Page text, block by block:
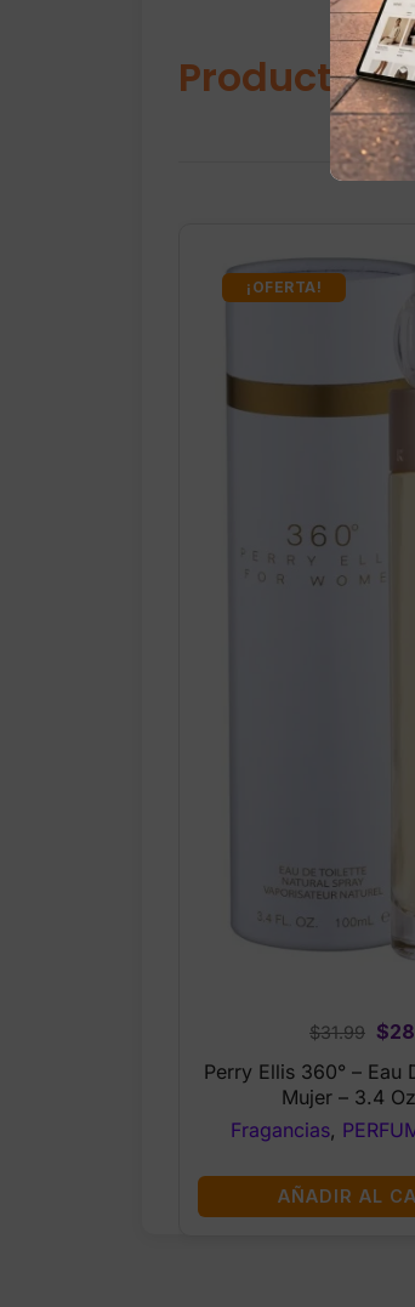
Productos
¡OFERTA!
$31.99
price
was:
$
Perry Ellis 360° – Eau
Mujer – 3.4
Fragancias,
AÑADIR AL